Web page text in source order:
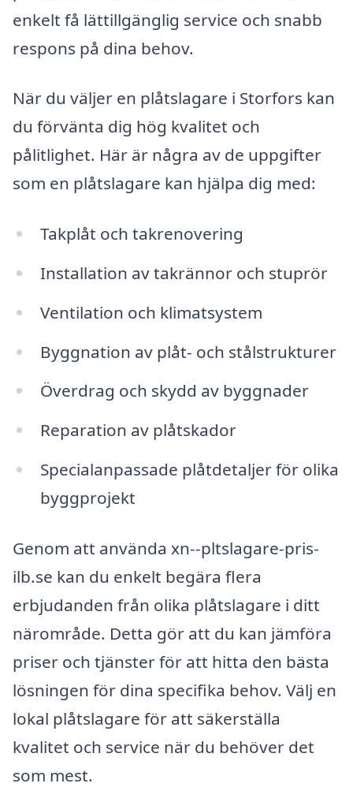
enkelt få lättillgänglig service och snabb
respons på dina behov.
När du väljer en plåtslagare i Storfors kan
du förvänta dig hög kvalitet och
pålitlighet. Här är några av de uppgifter
som en plåtslagare kan hjälpa dig med:
Takplåt och takrenovering
Installation av takrännor och stuprör
Ventilation och klimatsystem
Byggnation av plåt- och stålstrukturer
Överdrag och skydd av byggnader
Reparation av plåtskador
Specialanpassade plåtdetaljer för olika
byggprojekt
Genom att använda xn--pltslagare-pris-
ilb.se kan du enkelt begära flera
erbjudanden från olika plåtslagare i ditt
närområde. Detta gör att du kan jämföra
priser och tjänster för att hitta den bästa
lösningen för dina specifika behov. Välj en
lokal plåtslagare för att säkerställa
kvalitet och service när du behöver det
som mest.